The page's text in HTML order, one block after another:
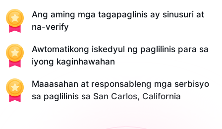
Ang aming mga tagapaglinis ay sinusuri at
na-verify
Awtomatikong iskedyul ng paglilinis para sa
iyong kaginhawahan
Maaasahan at responsableng mga serbisyo
sa paglilinis sa San Carlos, California